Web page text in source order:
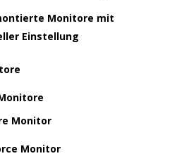
Monitore mit
Einstellung
Monitor
Monitor